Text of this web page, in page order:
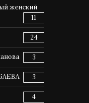
женский
11
24
3
3
4